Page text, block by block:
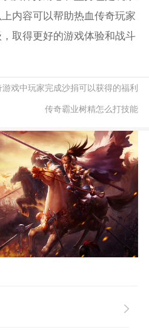
内容可以帮助热血传奇玩家
取得更好的游戏体验和战斗
游戏中玩家完成沙捐可以获得的福利
传奇霸业树精怎么打技能